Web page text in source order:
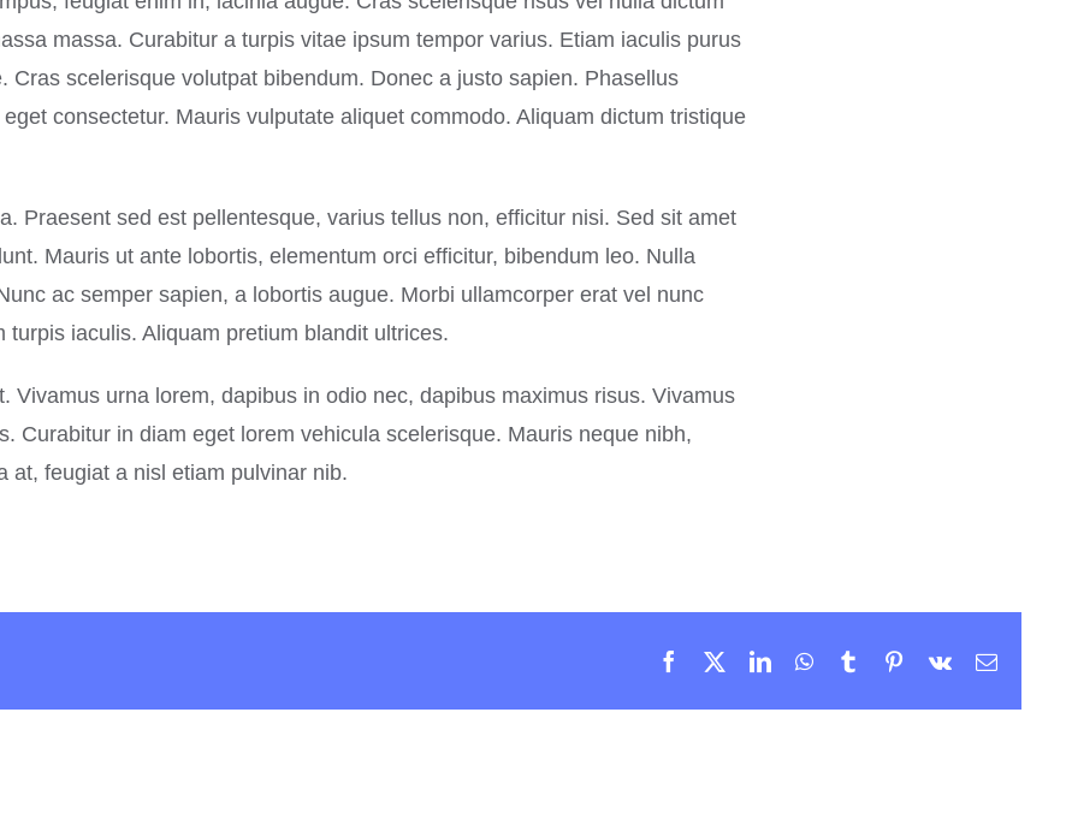
massa. Curabitur a turpis vitae ipsum tempor varius. Etiam iaculis purus
Cras scelerisque volutpat bibendum. Donec a justo sapien. Phasellus
consectetur. Mauris vulputate aliquet commodo. Aliquam dictum tristique
Praesent sed est pellentesque, varius tellus non, efficitur nisi. Sed sit amet
Mauris ut ante lobortis, elementum orci efficitur, bibendum leo. Nulla
ac semper sapien, a lobortis augue. Morbi ullamcorper erat vel nunc
turpis iaculis. Aliquam pretium blandit ultrices.
Vivamus urna lorem, dapibus in odio nec, dapibus maximus risus. Vivamus
Curabitur in diam eget lorem vehicula scelerisque. Mauris neque nibh,
at, feugiat a nisl etiam pulvinar nib.
Facebook LinkedInWhatsApp
TumblrPinterest
Vk Email